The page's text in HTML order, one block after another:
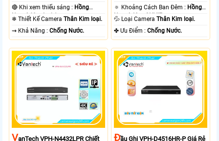
🔴 Khi xem thiếu sáng : Hồng
Ngoại 60m Led Array.
❄ Thiết Kế CameraThân Kim loại.
️⇝ Khả Năng :Chống Nước.
🔅 Khoảng Cách Ban Đêm : Hồng
Ngoại 40m ONVIF.
💦 Loại CameraThân Kim loại.
️✤ Ưu Điểm :Chống Nước.
VAnTech VPH-N4432LPR Chiết
ĐẦu Ghi VPH-D4516HR-P Giá Rẻ